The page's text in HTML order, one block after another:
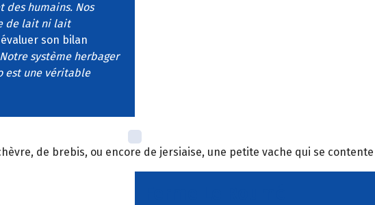
humains. Nos
de lait ni lait
son bilan
système herbager
est une véritable
de brebis, ou encore de jersiaise, une petite vache qui se